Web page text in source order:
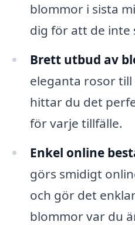
blommor i sista
dig för att de inte
Brett utbud av
eleganta rosor
hittar du det
för varje tillfälle.
Enkel online
görs smidigt
och gör det
blommor var du